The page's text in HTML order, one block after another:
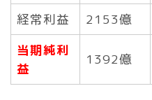
経常利益
2153億
当期純利
益
1392億